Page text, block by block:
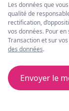
Les données que
qualité de
rectification,
vos données. Pour
Transaction et sur
des données.
Envoyer le